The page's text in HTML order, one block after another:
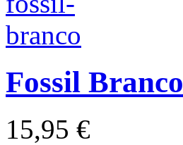
Fossil Branco
15,95 €